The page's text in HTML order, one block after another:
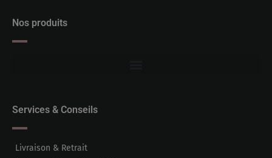
Nos produits
Services & Conseils
Livraison & Retrait